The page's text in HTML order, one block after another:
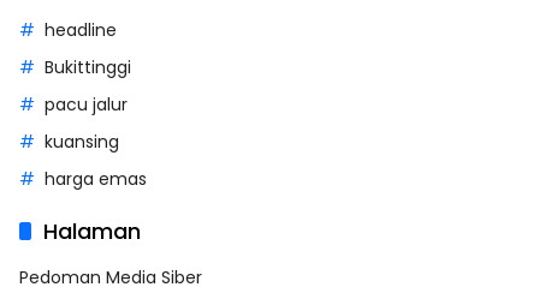
headline
Bukittinggi
pacu jalur
kuansing
harga emas
Halaman
Pedoman Media Siber